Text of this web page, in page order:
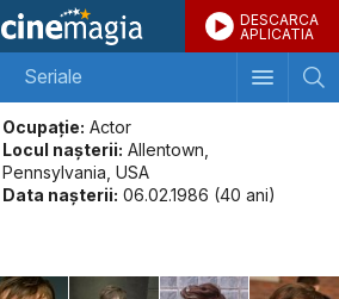
DESCARCA
APLICATIA
Seriale
Ocupație: Actor
Locul naşterii: Allentown,
Pennsylvania, USA
Data naşterii: 06.02.1986 (40 ani)